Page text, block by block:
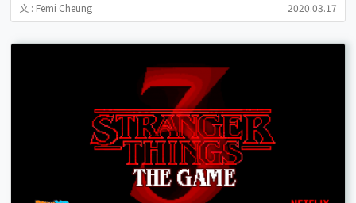
文 : Femi Cheung 2020.03.17